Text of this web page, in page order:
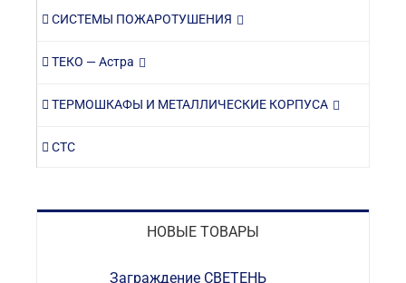
СИСТЕМЫ ПОЖАРОТУШЕНИЯ
ТЕКО — Астра
ТЕРМОШКАФЫ И МЕТАЛЛИЧЕСКИЕ КОРПУСА
СТС
НОВЫЕ ТОВАРЫ
Заграждение СВЕТЕНЬ